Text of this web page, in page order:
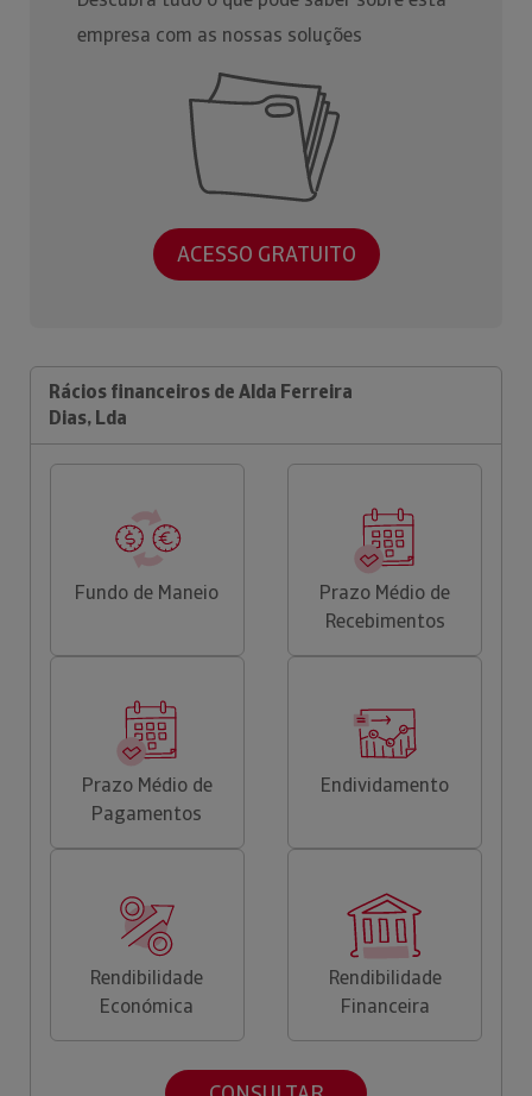
empresa com as nossas soluções
ACESSO GRATUITO
Rácios financeiros de Alda Ferreira
Dias, Lda
Fundo de Maneio
Prazo Médio de
Recebimentos
Prazo Médio de
Pagamentos
Endividamento
Rendibilidade
Económica
Rendibilidade
Financeira